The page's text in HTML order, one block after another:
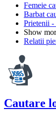
Femeie
Barbat
Prietenii -
Show
Relatii
Cautare